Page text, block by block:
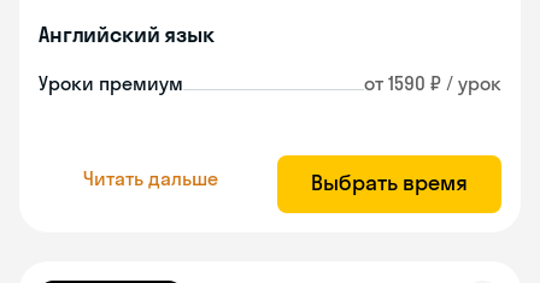
Английский язык
Уроки премиум от 1590 ₽ / урок
Читать дальше Выбрать время